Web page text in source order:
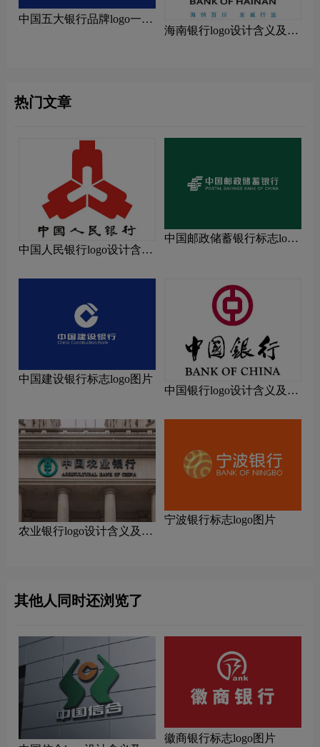
中国五大银行品牌logo一
海南银行logo设计含义及设
热门文章
中国人民银行logo设计含义
中国邮政储蓄银行标志logo
中国建设银行标志logo图片
中国银行logo设计含义及设
农业银行logo设计含义及设
宁波银行标志logo图片
其他人同时还浏览了
徽商银行标志logo图片